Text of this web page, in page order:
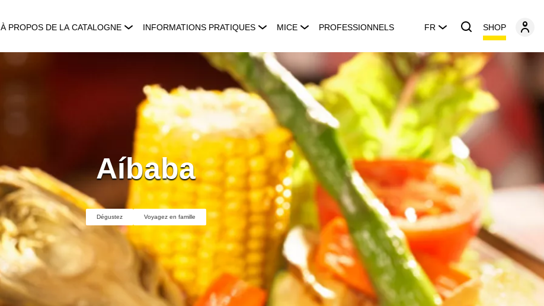
À PROPOS DE LA CATALOGNE INFORMATIONS PRATIQUES MICE PROFESSIONNELS FR SHOP
Aíbaba
Dégustez Voyagez en famille